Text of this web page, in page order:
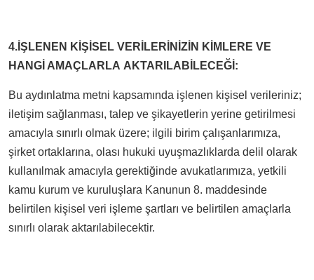
4.İŞLENEN KİŞİSEL VERİLERİNİZİN KİMLERE VE
HANGİ AMAÇLARLA AKTARILABİLECEĞİ:
Bu aydınlatma metni kapsamında işlenen kişisel verileriniz;
iletişim sağlanması, talep ve şikayetlerin yerine getirilmesi
amacıyla sınırlı olmak üzere; ilgili birim çalışanlarımıza,
şirket ortaklarına, olası hukuki uyuşmazlıklarda delil olarak
kullanılmak amacıyla gerektiğinde avukatlarımıza, yetkili
kamu kurum ve kuruluşlara Kanunun 8. maddesinde
belirtilen kişisel veri işleme şartları ve belirtilen amaçlarla
sınırlı olarak aktarılabilecektir.